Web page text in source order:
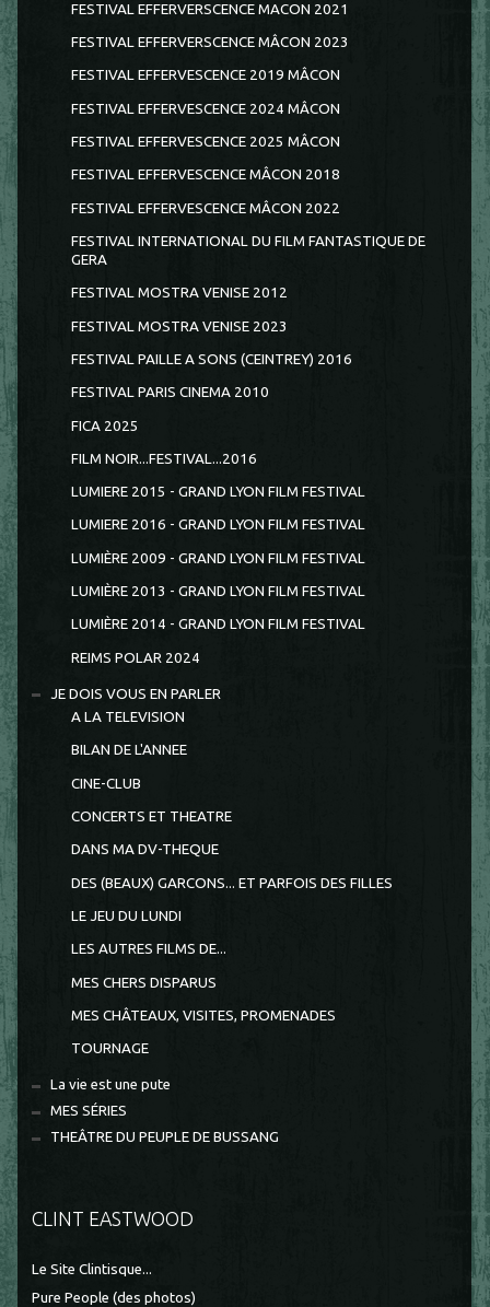
FESTIVAL EFFERVERSCENCE MACON 2021
FESTIVAL EFFERVERSCENCE MÂCON 2023
FESTIVAL EFFERVESCENCE 2019 MÂCON
FESTIVAL EFFERVESCENCE 2024 MÂCON
FESTIVAL EFFERVESCENCE 2025 MÂCON
FESTIVAL EFFERVESCENCE MÂCON 2018
FESTIVAL EFFERVESCENCE MÂCON 2022
FESTIVAL INTERNATIONAL DU FILM FANTASTIQUE DE
GERA
FESTIVAL MOSTRA VENISE 2012
FESTIVAL MOSTRA VENISE 2023
FESTIVAL PAILLE A SONS (CEINTREY) 2016
FESTIVAL PARIS CINEMA 2010
FICA 2025
FILM NOIR...FESTIVAL...2016
LUMIERE 2015 - GRAND LYON FILM FESTIVAL
LUMIERE 2016 - GRAND LYON FILM FESTIVAL
LUMIÈRE 2009 - GRAND LYON FILM FESTIVAL
LUMIÈRE 2013 - GRAND LYON FILM FESTIVAL
LUMIÈRE 2014 - GRAND LYON FILM FESTIVAL
REIMS POLAR 2024
JE DOIS VOUS EN PARLER
A LA TELEVISION
BILAN DE L'ANNEE
CINE-CLUB
CONCERTS ET THEATRE
DANS MA DV-THEQUE
DES (BEAUX) GARCONS... ET PARFOIS DES FILLES
LE JEU DU LUNDI
LES AUTRES FILMS DE...
MES CHERS DISPARUS
MES CHÂTEAUX, VISITES, PROMENADES
TOURNAGE
La vie est une pute
MES SÉRIES
THEÂTRE DU PEUPLE DE BUSSANG
CLINT EASTWOOD
Le Site Clintisque...
Pure People (des photos)